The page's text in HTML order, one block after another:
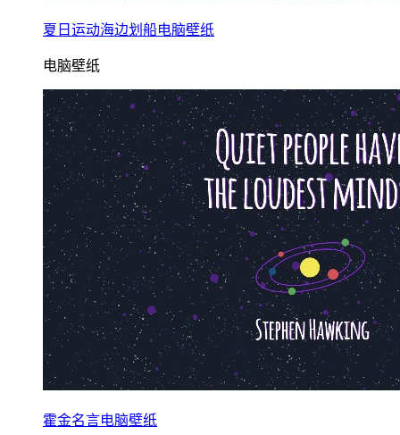
夏日运动海边划船电脑壁纸
电脑壁纸
霍金名言电脑壁纸